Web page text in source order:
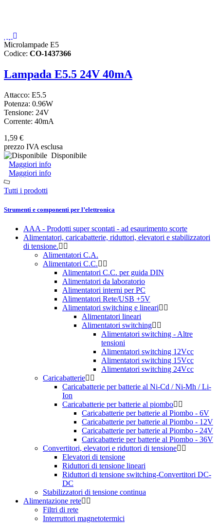
Microlampade E5
Codice: CO-1437366
Lampada E5.5 24V 40mA
Attacco: E5.5
Potenza: 0.96W
Tensione: 24V
Corrente: 40mA
1,59 €
prezzo IVA esclusa
Disponibile
Maggiori info
Maggiori info
Tutti i prodotti
Strumenti e componenti per l’elettronica
AAA - Prodotti super scontati - ad esaurimento scorte
Alimentatori, caricabatterie, riduttori, elevatori e stabilizzatori
di tensione.
Alimentatori C.A.
Alimentatori C.C.
Alimentatori C.C. per guida DIN
Alimentatori da laboratorio
Alimentatori interni per PC
Alimentatori Rete/USB +5V
Alimentatori switching e lineari
Alimentatori lineari
Alimentatori switching
Alimentatori switching - Altre
tensioni
Alimentatori switching 12Vcc
Alimentatori switching 15Vcc
Alimentatori switching 24Vcc
Caricabatterie
Caricabatterie per batterie al Ni-Cd / Ni-Mh / Li-
Ion
Caricabatterie per batterie al piombo
Caricabatterie per batterie al Piombo - 6V
Caricabatterie per batterie al Piombo - 12V
Caricabatterie per batterie al Piombo - 24V
Caricabatterie per batterie al Piombo - 36V
Convertitori, elevatori e riduttori di tensione
Elevatori di tensione
Riduttori di tensione lineari
Riduttori di tensione switching-Convertitori DC-
DC
Stabilizzatori di tensione continua
Alimentazione rete
Filtri di rete
Interruttori magnetotermici